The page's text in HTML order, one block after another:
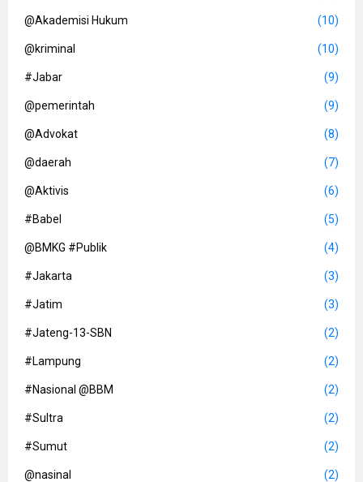
@Akademisi Hukum (10)
@kriminal (10)
#Jabar (9)
@pemerintah (9)
@Advokat (8)
@daerah (7)
@Aktivis (6)
#Babel (5)
@BMKG #Publik (4)
#Jakarta (3)
#Jatim (3)
#Jateng-13-SBN (2)
#Lampung (2)
#Nasional @BBM (2)
#Sultra (2)
#Sumut (2)
@nasinal (2)